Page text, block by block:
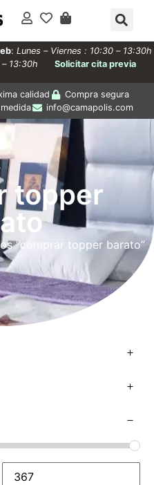
: Lunes – Viernes : 10:30 – 13:30h
13:30h
Solicitar cita previa
calidad
Compra segura
info@camapolis.com
topper
“comprar topper barato”